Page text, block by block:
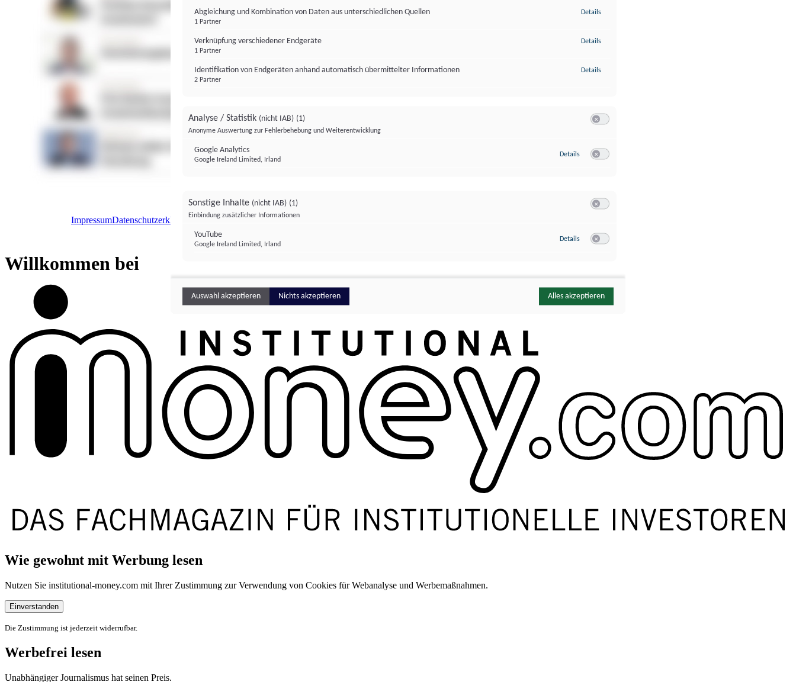
ImpressumDatenschutzerklärungDatenschutzeinstellungen
Willkommen bei
Wie gewohnt mit Werbung lesen
Nutzen Sie institutional-money.com mit Ihrer Zustimmung zur Verwendung von Cookies für Webanalyse und Werbemaßnahmen.
Einverstanden
Die Zustimmung ist jederzeit widerrufbar.
Werbefrei lesen
Unabhängiger Journalismus hat seinen Preis.
Abgleichung und Kombination von Daten aus unterschiedlichen Quellen
1 Partner
Details
Verknüpfung verschiedener Endgeräte
1 Partner
Details
Identifikation von Endgeräten anhand automatisch übermittelter Informationen
2 Partner
Details
Analyse / Statistik (nicht IAB) (1)
Anonyme Auswertung zur Fehlerbehebung und Weiterentwicklung
Google Analytics
Google Ireland Limited, Irland
Details zu Google Analytics
Sonstige Inhalte (nicht IAB) (1)
Einbindung zusätzlicher Informationen
YouTube
Google Ireland Limited, Irland
Details zu YouTube
Auswahl akzeptieren Nichts akzeptieren Alles akzeptieren